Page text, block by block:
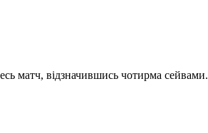
матч, відзначившись чотирма сейвами.